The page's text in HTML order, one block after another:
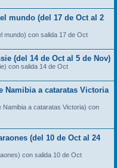
mundo (del 17 de Oct al 2
mundo) con salida 17 de Oct
(del 14 de Oct al 5 de Nov)
con salida 14 de Oct
Namibia a cataratas Victoria
Namibia a cataratas Victoria) con
(del 10 de Oct al 24
con salida 10 de Oct